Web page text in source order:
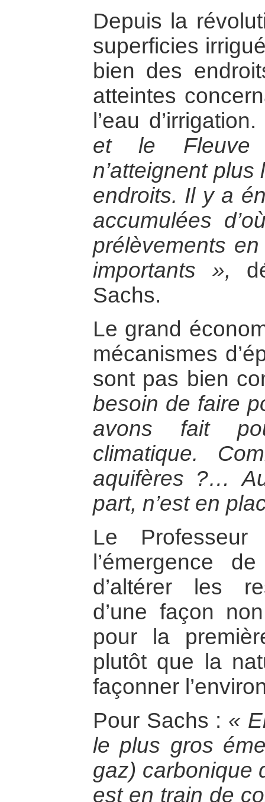
Depuis la
superficies
bien des
atteintes
l’eau
et le Fleuve
n’atteignent
endroits. Il y a
accumulées
prélèvements
importants »,
Sachs.
Le grand
mécanismes
sont pas bien
besoin de faire
avons fait
climatique.
aquifères ?…
part, n’est en
Le
l’émergence
d’altérer les
d’une façon
pour la
plutôt que la
façonner
Pour Sachs : «
le plus gros
gaz) carbonique
est en train de